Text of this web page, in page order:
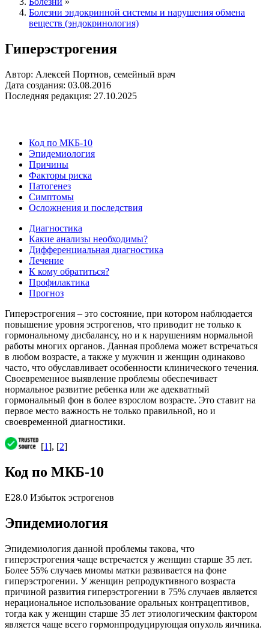
Болезни эндокринной системы и нарушения обмена
веществ (эндокринология)
Гиперэстрогения
Автор: Алексей Портнов, семейный врач
Дата создания: 03.08.2016
Последняя редакция: 27.10.2025
Код по МКБ-10
Эпидемиология
Причины
Факторы риска
Патогенез
Симптомы
Осложнения и последствия
Диагностика
Какие анализы необходимы?
Дифференциальная диагностика
Лечение
К кому обратиться?
Профилактика
Прогноз
Гиперэстрогения – это состояние, при котором наблюдается
повышение уровня эстрогенов, что приводит не только к
гормональному дисбалансу, но и к нарушениям нормальной
работы многих органов. Данная проблема может встречаться
в любом возрасте, а также у мужчин и женщин одинаково
часто, что обуславливает особенности клинического течения.
Своевременное выявление проблемы обеспечивает
нормальное развитие ребенка или же адекватный
гормональный фон в более взрослом возрасте. Это ставит на
первое место важность не только правильной, но и
своевременной диагностики.
[1], [2]
Код по МКБ-10
E28.0 Избыток эстрогенов
Эпидемиология
Эпидемиология данной проблемы такова, что
гиперэстрогения чаще встречается у женщин старше 35 лет.
Более 55% случаев миомы матки развивается на фоне
гиперэстрогении. У женщин репродуктивного возраста
причиной развития гиперэстрогении в 75% случаев является
нерациональное использование оральных контрацептивов,
тогда как у женщин старше 35 лет этиологическим фактором
является чаще всего гормонпродуцирующая опухоль яичника.